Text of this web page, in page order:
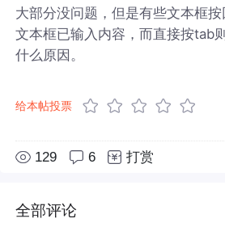
大部分没问题，但是有些文本框
文本框已输入内容，而直接按tab
什么原因。
给本帖投票
129 6 打赏
全部评论